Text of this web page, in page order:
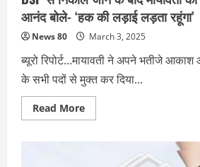
आनंद बोले- ‘हक की लड़ाई लड़ता रहूंगा’
News 80 March 3, 2025
ब्यूरो रिपोर्ट…मायावती ने अपने भतीजे
के सभी पदों से मुक्त कर दिया...
Read MoreRead
more